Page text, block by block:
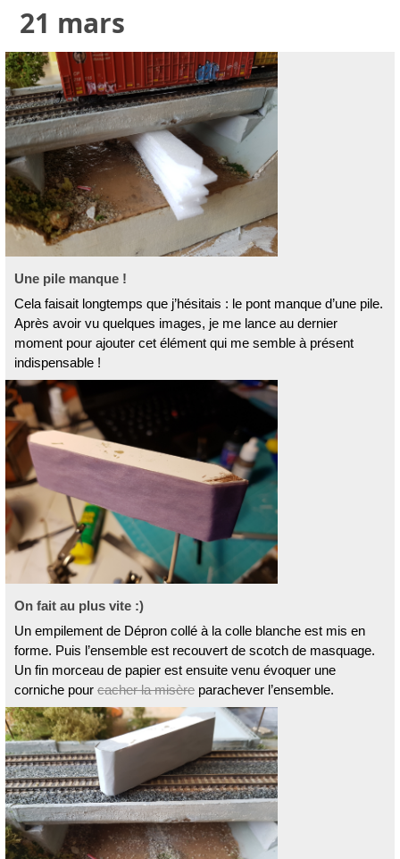
21 mars
Une pile manque !
Cela faisait longtemps que j’hésitais : le pont manque d’une pile.
Après avoir vu quelques images, je me lance au dernier
moment pour ajouter cet élément qui me semble à présent
indispensable !
On fait au plus vite :)
Un empilement de Dépron collé à la colle blanche est mis en
forme. Puis l’ensemble est recouvert de scotch de masquage.
Un fin morceau de papier est ensuite venu évoquer une
corniche pour cacher la misère parachever l’ensemble.